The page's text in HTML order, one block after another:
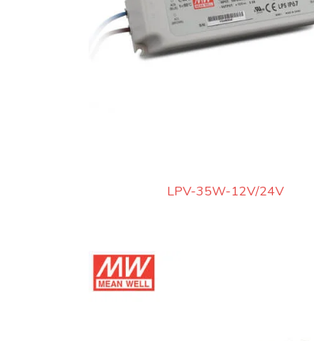
LPV-35W-12V/24V